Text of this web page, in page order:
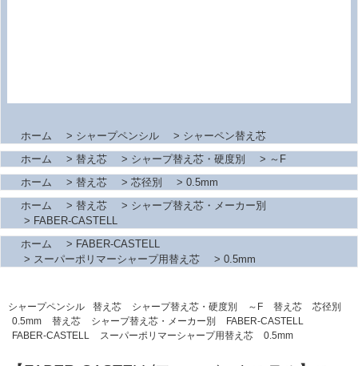
ホーム > シャープペンシル > シャーペン替え芯
ホーム
> 替え芯 > シャープ替え芯・硬度別 > ～F
ホーム
> 替え芯 > 芯径別 > 0.5mm
ホーム
> 替え芯 > シャープ替え芯・メーカー別
> FABER-CASTELL
ホーム
> FABER-CASTELL
> スーパーポリマーシャープ用替え芯 > 0.5mm
シャープペンシル 替え芯 シャープ替え芯・硬度別 ～F 替え芯
芯径別
0.5mm
替え芯 シャープ替え芯・メーカー別
FABER-CASTELL
FABER-CASTELL
スーパーポリマーシャープ用替え芯 0.5mm